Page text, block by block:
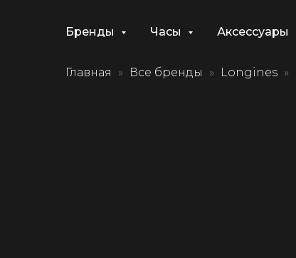
Бренды Часы Аксессуары
Главная Все бренды Longines